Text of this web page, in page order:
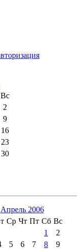
Вс
2
9
16
23
30
Апрель 2006
Ср Чт Пт Сб Вс
1
2
5 6 7 8
9